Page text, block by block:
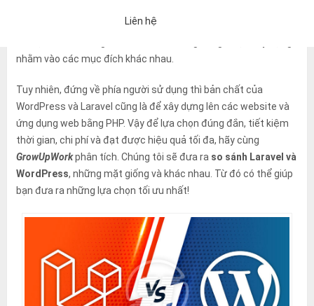
Liên hệ
một so sánh khập khiễng. Bởi 1 bên là PHP Framework, còn bên
nhằm vào các mục đích khác nhau.
Tuy nhiên, đứng về phía người sử dụng thì bản chất của
WordPress và Laravel cũng là để xây dựng lên các website và
ứng dụng web bằng PHP. Vậy để lựa chọn đúng đắn, tiết kiệm
thời gian, chi phí và đạt được hiệu quả tối đa, hãy cùng
GrowUpWorkphân tích. Chúng tôi sẽ đưa ra so sánh Laravel và
WordPress, những mặt giống và khác nhau. Từ đó có thể giúp
bạn đưa ra những lựa chọn tối ưu nhất!
「Chính sách bảo mật」Nếu bạn đồng ý với những điều trên, vui
Một email trả lời tự động sẽ được gửi đến địa chỉ email bạn đã